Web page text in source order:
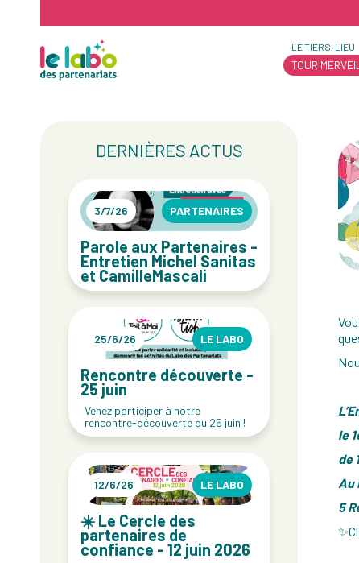
LE TIERS-LIEU
TOUR
DERNIÈRES ACTUS
3/7/26 PARTENAIRES
Parole aux Partenaires -
Entretien Michel Sanitas
et CamilleMascali
25/6/26 LE LABO
Rencontre découverte -
25 juin
Venez participer à notre
rencontre-découverte du 25 juin !
12/6/26 LE LABO
☀️ Le Cercle des
partenaires de
confiance - 12 juin 2026
le
de
Au
5